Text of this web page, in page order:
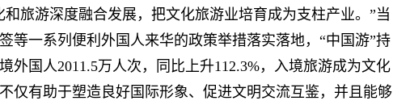
游深度融合发展，把文化旅游业培育成为支柱产业。”当
等一系列便利外国人来华的政策举措落实落地，“中国游”持
外国人2011.5万人次，同比上升112.3%，入境旅游成为文化
仅有助于塑造良好国际形象、促进文明交流互鉴，并且能够